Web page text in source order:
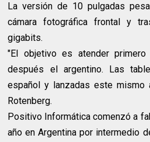
La versión de 10 pulgadas
cámara fotográfica frontal y
gigabits.
"El objetivo es atender
después el argentino. Las
español y lanzadas este mismo
Rotenberg.
Positivo Informática comenzó a
año en Argentina por intermedio